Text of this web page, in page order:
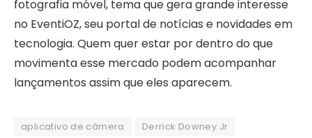
fotografia móvel, tema que gera grande interesse
no EventiOZ, seu portal de notícias e novidades em
tecnologia. Quem quer estar por dentro do que
movimenta esse mercado podem acompanhar
lançamentos assim que eles aparecem.
aplicativo de câmera
Derrick Downey Jr